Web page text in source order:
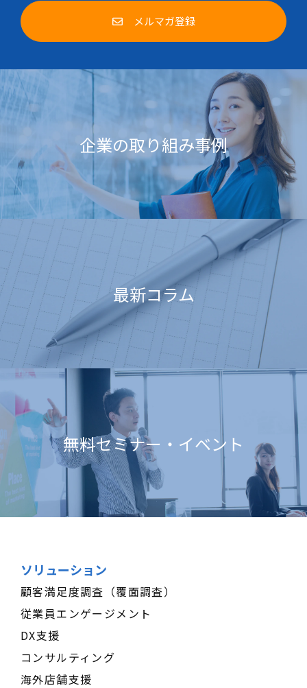
メルマガ登録
企業の取り組み事例
最新コラム
無料セミナー・イベント
ソリューション
顧客満足度調査（覆面調査）
従業員エンゲージメント
DX支援
コンサルティング
海外店舗支援